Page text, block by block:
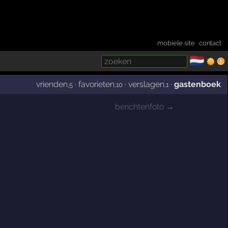
mobiele site ·contact
🇳🇱
vrienden ,5 ·favorieten ,10 ·verslagen ,1 ·gastenboek
berichtenfoto →